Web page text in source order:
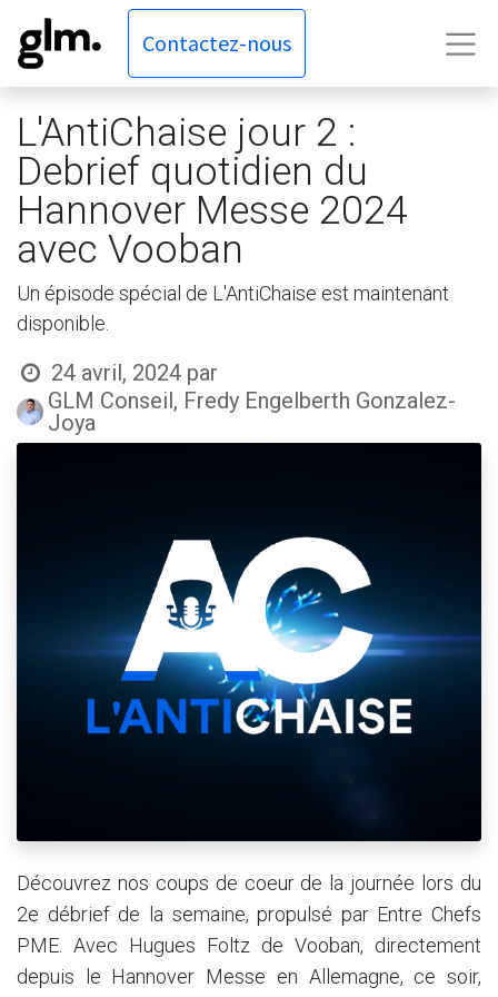
Contactez-nous
L'AntiChaise jour 2 :
Debrief quotidien du
Hannover Messe 2024
avec Vooban
Un épisode spécial de L'AntiChaise est maintenant
disponible.
24 avril, 2024 par
GLM Conseil, Fredy Engelberth Gonzalez-
Joya
Découvrez nos coups de coeur de la journée lors du
2e débrief de la semaine, propulsé par Entre Chefs
PME. Avec Hugues Foltz de Vooban, directement
depuis le Hannover Messe en Allemagne, ce soir,